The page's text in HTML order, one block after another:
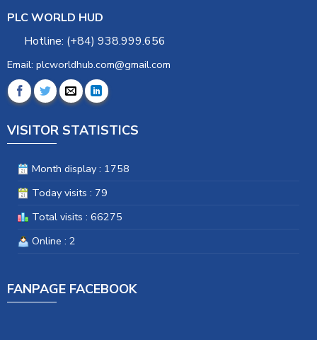
PLC WORLD HUD
Hotline: (+84) 938.999.656
Email: plcworldhub.com@gmail.com
VISITOR STATISTICS
Month display : 1758
Today visits : 79
Total visits : 66275
Online : 2
FANPAGE FACEBOOK